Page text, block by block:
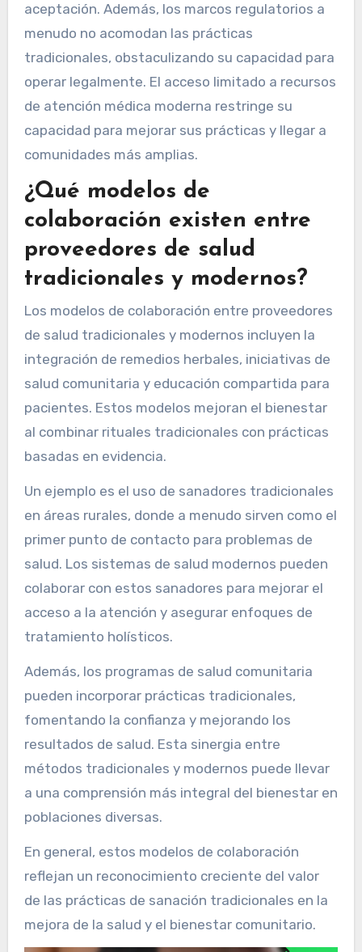
aceptación. Además, los marcos regulatorios a
menudo no acomodan las prácticas
tradicionales, obstaculizando su capacidad para
operar legalmente. El acceso limitado a recursos
de atención médica moderna restringe su
capacidad para mejorar sus prácticas y llegar a
comunidades más amplias.
¿Qué modelos de
colaboración existen entre
proveedores de salud
tradicionales y modernos?
Los modelos de colaboración entre proveedores
de salud tradicionales y modernos incluyen la
integración de remedios herbales, iniciativas de
salud comunitaria y educación compartida para
pacientes. Estos modelos mejoran el bienestar
al combinar rituales tradicionales con prácticas
basadas en evidencia.
Un ejemplo es el uso de sanadores tradicionales
en áreas rurales, donde a menudo sirven como el
primer punto de contacto para problemas de
salud. Los sistemas de salud modernos pueden
colaborar con estos sanadores para mejorar el
acceso a la atención y asegurar enfoques de
tratamiento holísticos.
Además, los programas de salud comunitaria
pueden incorporar prácticas tradicionales,
fomentando la confianza y mejorando los
resultados de salud. Esta sinergia entre
métodos tradicionales y modernos puede llevar
a una comprensión más integral del bienestar en
poblaciones diversas.
En general, estos modelos de colaboración
reflejan un reconocimiento creciente del valor
de las prácticas de sanación tradicionales en la
mejora de la salud y el bienestar comunitario.